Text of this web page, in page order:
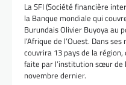
La SFI (Société financière
la Banque mondiale qui
Burundais Olivier Buyoya au
l’Afrique de l’Ouest. Dans
couvrira 13 pays de la région,
faite par l’institution sœur de
novembre dernier.